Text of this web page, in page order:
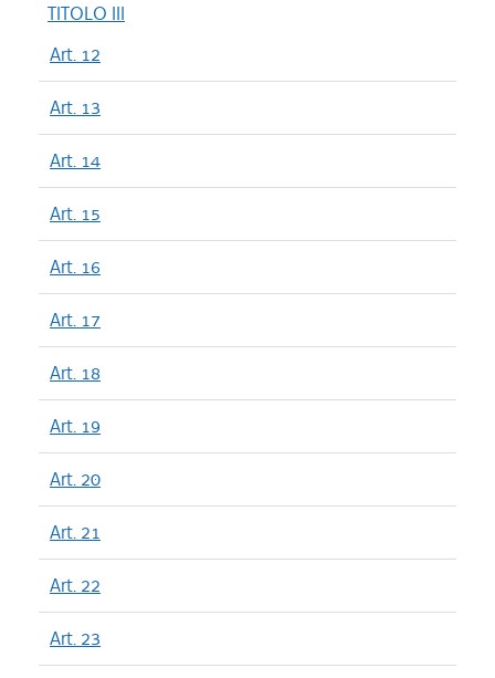
TITOLO III
Art. 12
Art. 13
Art. 14
Art. 15
Art. 16
Art. 17
Art. 18
Art. 19
Art. 20
Art. 21
Art. 22
Art. 23